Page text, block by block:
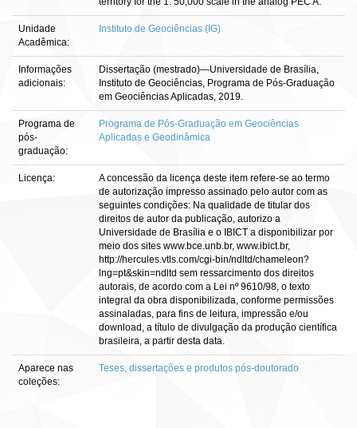
Unidade
Acadêmica:
Instituto de Geociências (IG)
Informações
adicionais:
Dissertação (mestrado)—Universidade de Brasília,
Instituto de Geociências, Programa de Pós-Graduação
em Geociências Aplicadas, 2019.
Programa de
pós-
graduação:
Programa de Pós-Graduação em Geociências
Aplicadas e Geodinâmica
Licença:
A concessão da licença deste item refere-se ao termo
de autorização impresso assinado pelo autor com as
seguintes condições: Na qualidade de titular dos
direitos de autor da publicação, autorizo a
Universidade de Brasília e o IBICT a disponibilizar por
meio dos sites www.bce.unb.br, www.ibict.br,
http://hercules.vtls.com/cgi-bin/ndltd/chameleon?
lng=pt&skin=ndltd sem ressarcimento dos direitos
autorais, de acordo com a Lei nº 9610/98, o texto
integral da obra disponibilizada, conforme permissões
assinaladas, para fins de leitura, impressão e/ou
download, a título de divulgação da produção científica
brasileira, a partir desta data.
Aparece nas
coleções:
Teses, dissertações e produtos pós-doutorado